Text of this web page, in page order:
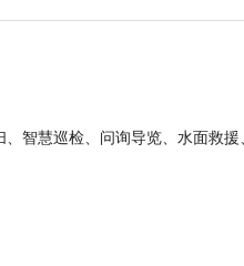
、智慧巡检、问询导览、水面救援